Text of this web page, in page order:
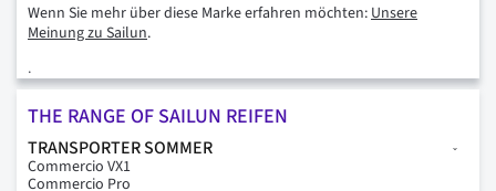
Wenn Sie mehr über diese Marke erfahren möchten: Unsere
Meinung zu Sailun.
.
THE RANGE OF SAILUN REIFEN
TRANSPORTER SOMMER
Commercio VX1
Commercio Pro